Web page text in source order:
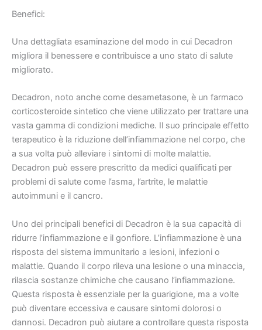
Benefici:
Una dettagliata esaminazione del modo in cui Decadron
migliora il benessere e contribuisce a uno stato di salute
migliorato.
Decadron, noto anche come desametasone, è un farmaco
corticosteroide sintetico che viene utilizzato per trattare una
vasta gamma di condizioni mediche. Il suo principale effetto
terapeutico è la riduzione dell’infiammazione nel corpo, che
a sua volta può alleviare i sintomi di molte malattie.
Decadron può essere prescritto da medici qualificati per
problemi di salute come l’asma, l’artrite, le malattie
autoimmuni e il cancro.
Uno dei principali benefici di Decadron è la sua capacità di
ridurre l’infiammazione e il gonfiore. L’infiammazione è una
risposta del sistema immunitario a lesioni, infezioni o
malattie. Quando il corpo rileva una lesione o una minaccia,
rilascia sostanze chimiche che causano l’infiammazione.
Questa risposta è essenziale per la guarigione, ma a volte
può diventare eccessiva e causare sintomi dolorosi o
dannosi. Decadron può aiutare a controllare questa risposta